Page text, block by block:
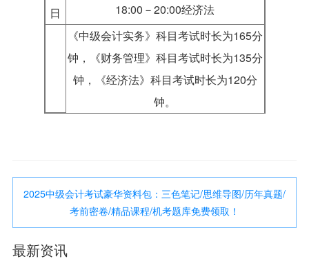
日
18:00－20:00经济法
《中级会计实务》科目考试时长为165分
钟，《财务管理》科目考试时长为135分
钟，《经济法》科目考试时长为120分
钟。
2025中级会计考试豪华资料包：三色笔记/思维导图/历年真题/
考前密卷/精品课程/机考题库免费领取！
最新资讯